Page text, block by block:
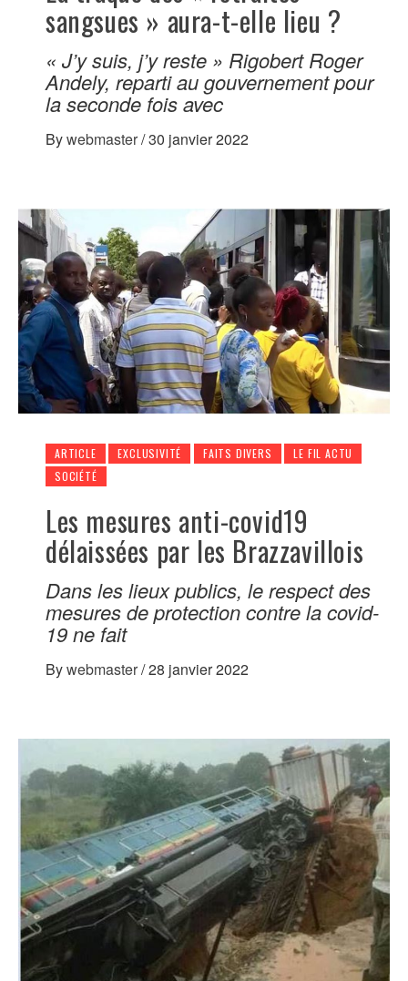
sangsues » aura-t-elle lieu ?
« J’y suis, j’y reste » Rigobert Roger
Andely, reparti au gouvernement pour
la seconde fois avec
Bywebmaster/30 janvier 2022
ARTICLE EXCLUSIVITÉ FAITS DIVERS
LE FIL ACTU
SOCIÉTÉ
Les mesures anti-covid19
délaissées par les Brazzavillois
Dans les lieux publics, le respect des
mesures de protection contre la covid-
19 ne fait
Bywebmaster/28 janvier 2022